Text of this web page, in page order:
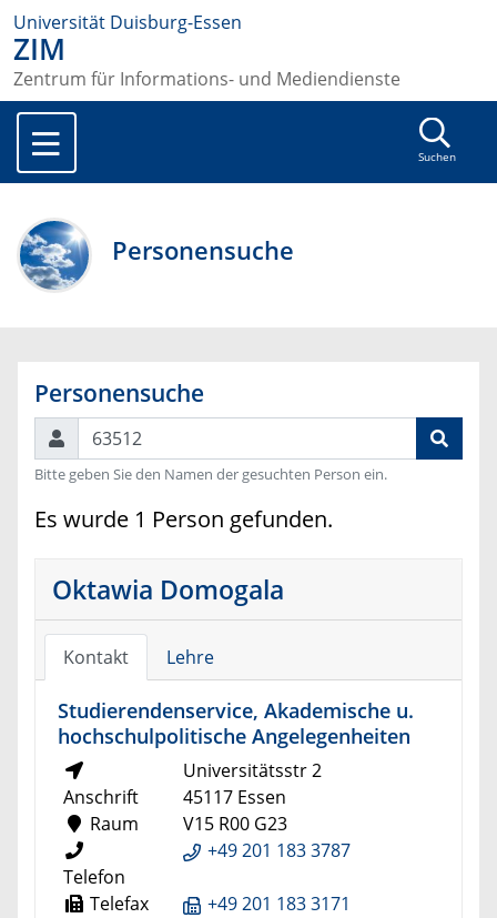
Universität Duisburg-Essen
ZIM
Zentrum für Informations- und Mediendienste
Suchen
Personensuche
Personensuche
Suchen
Bitte geben Sie den Namen der gesuchten Person ein.
Es wurde 1 Person gefunden.
Oktawia Domogala
Kontakt Lehre
Studierendenservice, Akademische u.
hochschulpolitische Angelegenheiten
Anschrift
Universitätsstr 2
45117 Essen
Raum
V15 R00 G23
Telefon
+49 201 183 3787
Telefax
+49 201 183 3171